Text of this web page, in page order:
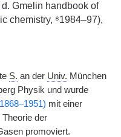
d. Gmelin handbook of
chemistry, ⁸1984–97),
S. an der Univ. München
Physik und wurde
mit einer
Theorie der
promoviert.